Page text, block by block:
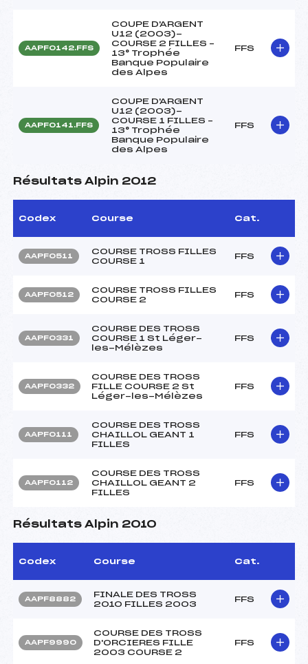
AAPF0142.FFS
COUPE D'ARGENT
U12 (2003)-
COURSE 2 FILLES –
13° Trophée
Banque Populaire
des Alpes
FFS
AAPF0141.FFS
COUPE D'ARGENT
U12 (2003)-
COURSE 1 FILLES –
13° Trophée
Banque Populaire
des Alpes
FFS
Résultats Alpin 2012
Codex Course Cat.
AAPF0511
COURSE TROSS FILLES
COURSE 1
FFS
AAPF0512
COURSE TROSS FILLES
COURSE 2
FFS
AAPF0331
COURSE DES TROSS
COURSE 1 St Léger-
les-Mélèzes
FFS
AAPF0332
COURSE DES TROSS
FILLE COURSE 2 St
Léger-les-Mélèzes
FFS
AAPF0111
COURSE DES TROSS
CHAILLOL GEANT 1
FILLES
FFS
AAPF0112
COURSE DES TROSS
CHAILLOL GEANT 2
FILLES
FFS
Résultats Alpin 2010
Codex Course Cat.
AAPF8882
FINALE DES TROSS
2010 FILLES 2003
FFS
AAPF9990
COURSE DES TROSS
D'ORCIERES FILLE
2003 COURSE 2
FFS